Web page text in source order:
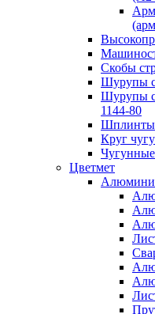
Скобы
Шурупы с
Шурупы с
1144-80
Шплинты
Круг
Цветмет